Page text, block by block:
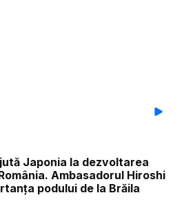
Japonia la dezvoltarea
Ambasadorul Hiroshi
podului de la Brăila